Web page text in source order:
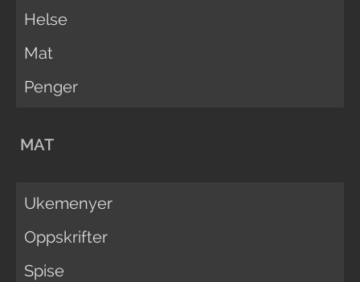
Helse
Mat
Penger
MAT
Ukemenyer
Oppskrifter
Spise